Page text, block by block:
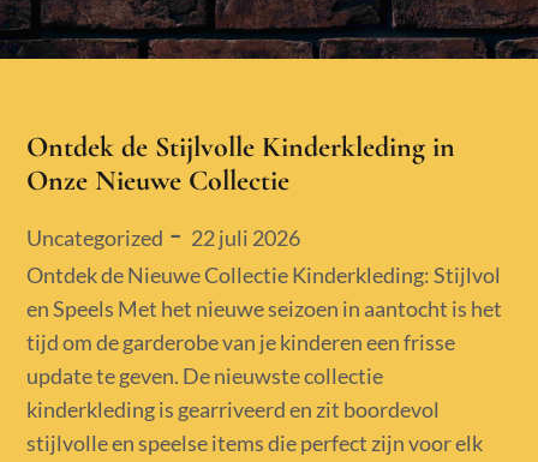
Ontdek de Stijlvolle Kinderkleding in
Onze Nieuwe Collectie
Uncategorized
Posted
on
22 juli 2026
Ontdek de Nieuwe Collectie Kinderkleding: Stijlvol
en Speels Met het nieuwe seizoen in aantocht is het
tijd om de garderobe van je kinderen een frisse
update te geven. De nieuwste collectie
kinderkleding is gearriveerd en zit boordevol
stijlvolle en speelse items die perfect zijn voor elk